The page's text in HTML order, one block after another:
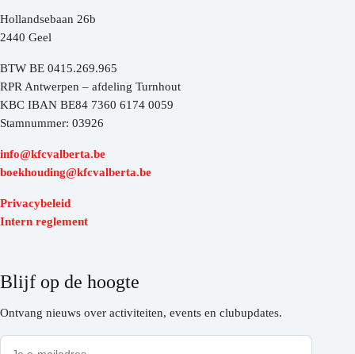
Hollandsebaan 26b
2440 Geel
BTW BE 0415.269.965
RPR Antwerpen – afdeling Turnhout
KBC IBAN BE84 7360 6174 0059
Stamnummer: 03926
info@kfcvalberta.be
boekhouding@kfcvalberta.be
Privacybeleid
Intern reglement
Blijf op de hoogte
Ontvang nieuws over activiteiten, events en clubupdates.